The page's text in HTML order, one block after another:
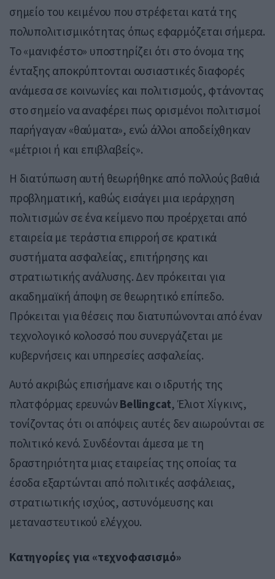
σημείο του κειμένου που στρέφεται κατά της
πολυπολιτισμικότητας όπως εφαρμόζεται σήμερα.
Το «μανιφέστο» υποστηρίζει ότι στο όνομα της
ένταξης αποκρύπτονται ουσιαστικές διαφορές
ανάμεσα σε κοινωνίες και πολιτισμούς, φτάνοντας
στο σημείο να αναφέρει πως ορισμένοι πολιτισμοί
παρήγαγαν «θαύματα», ενώ άλλοι αποδείχθηκαν
«μέτριοι ή και επιβλαβείς».
Η διατύπωση αυτή θεωρήθηκε από πολλούς βαθιά
προβληματική, καθώς εισάγει μια ιεράρχηση
πολιτισμών σε ένα κείμενο που προέρχεται από
εταιρεία με τεράστια επιρροή σε κρατικά
συστήματα ασφαλείας, επιτήρησης και
στρατιωτικής ανάλυσης. Δεν πρόκειται για
ακαδημαϊκή άποψη σε θεωρητικό επίπεδο.
Πρόκειται για θέσεις που διατυπώνονται από έναν
τεχνολογικό κολοσσό που συνεργάζεται με
κυβερνήσεις και υπηρεσίες ασφαλείας.
Αυτό ακριβώς επισήμανε και ο ιδρυτής της
πλατφόρμας ερευνώνBellingcat, Έλιοτ Χίγκινς,
τονίζοντας ότι οι απόψεις αυτές δεν αιωρούνται σε
πολιτικό κενό. Συνδέονται άμεσα με τη
δραστηριότητα μιας εταιρείας της οποίας τα
έσοδα εξαρτώνται από πολιτικές ασφάλειας,
στρατιωτικής ισχύος, αστυνόμευσης και
μεταναστευτικού ελέγχου.
Κατηγορίες για «τεχνοφασισμό»